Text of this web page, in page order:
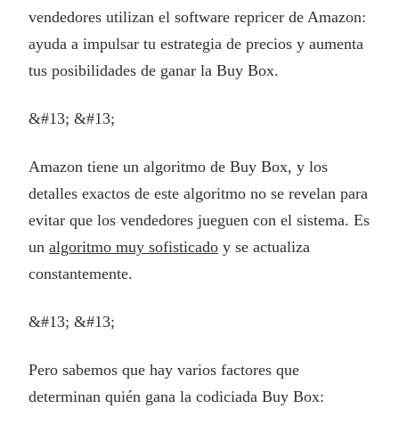
vendedores utilizan el software repricer de Amazon:
ayuda a impulsar tu estrategia de precios y aumenta
tus posibilidades de ganar la Buy Box.
&#13; &#13;
Amazon tiene un algoritmo de Buy Box, y los
detalles exactos de este algoritmo no se revelan para
evitar que los vendedores jueguen con el sistema. Es
un algoritmo muy sofisticado y se actualiza
constantemente.
&#13; &#13;
Pero sabemos que hay varios factores que
determinan quién gana la codiciada Buy Box: